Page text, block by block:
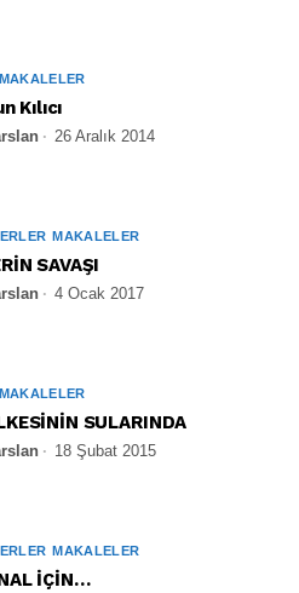
MAKALELER
Kılıcı
26 Aralık 2014
MAKALELER
SAVAŞI
4 Ocak 2017
MAKALELER
SULARINDA
18 Şubat 2015
MAKALELER
İÇİN…